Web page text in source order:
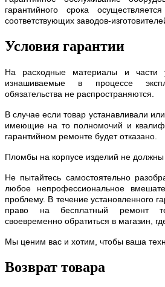
гарантийного срока
соответствующих заводов-
Условия гарантии
На расходные материалы и части
изнашиваемые в процессе
обязательства не распространяются.
В случае если товар устанавливали
имеющие на то полномочий и
гарантийном ремонте будет отказано.
Пломбы на корпусе изделий не должны
Не пытайтесь самостоятельно
любое непрофессиональное
проблему. В течение установленного
право на бесплатный ремонт
своевременно обратиться в магазин,
Мы ценим вас и хотим, чтобы ваша
Возврат товара